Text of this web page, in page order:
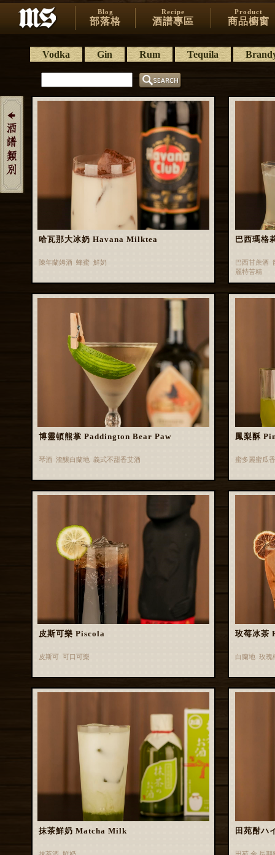
Blog
部落格
Recipe
酒譜專區
Product
商品櫥窗
Vodka Gin Rum Tequila
哈瓦那大冰奶 Havana Milktea
陳年蘭姆酒 蜂蜜 鮮奶
巴西瑪
巴西甘蔗酒
麗特苦精
博靈頓熊掌 Paddington Bear Paw
琴酒 渣釀白蘭地 義式不甜香艾酒
鳳梨酥
蜜多麗蜜瓜
皮斯可樂 Piscola
皮斯可 可口可樂
玫莓冰茶
白蘭地 玫瑰
抹茶鮮奶 Matcha Milk 田苑酎ハ